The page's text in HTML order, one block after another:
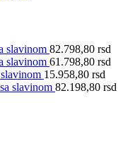
slavinom 82.798,80 rsd
slavinom 61.798,80 rsd
15.958,80 rsd
slavinom 82.198,80 rsd